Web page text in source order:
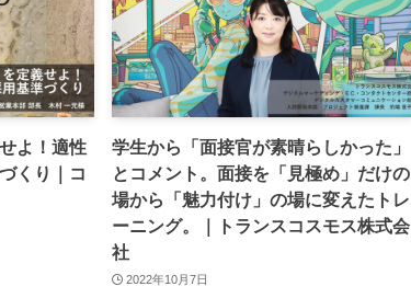
よ！適性
くり｜コ
学生から「面接官が素晴らしかった」
とコメント。面接を「見極め」だけの
場から「魅力付け」の場に変えたトレ
ーニング。｜トランスコスモス株式会
社
2022年10月7日